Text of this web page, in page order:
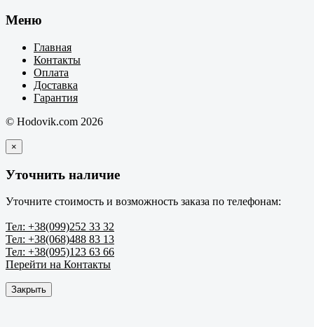
Меню
Главная
Контакты
Оплата
Доставка
Гарантия
© Hodovik.com 2026
×
Уточнить наличие
Уточните стоимость и возможность заказа по телефонам:
Тел: +38(099)252 33 32
Тел: +38(068)488 83 13
Тел: +38(095)123 63 66
Перейти на Контакты
Закрыть